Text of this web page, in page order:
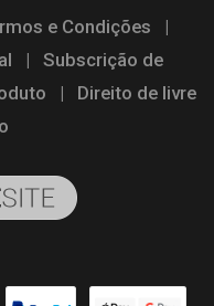
e Condições |
| Subscrição de
| Direito de livre